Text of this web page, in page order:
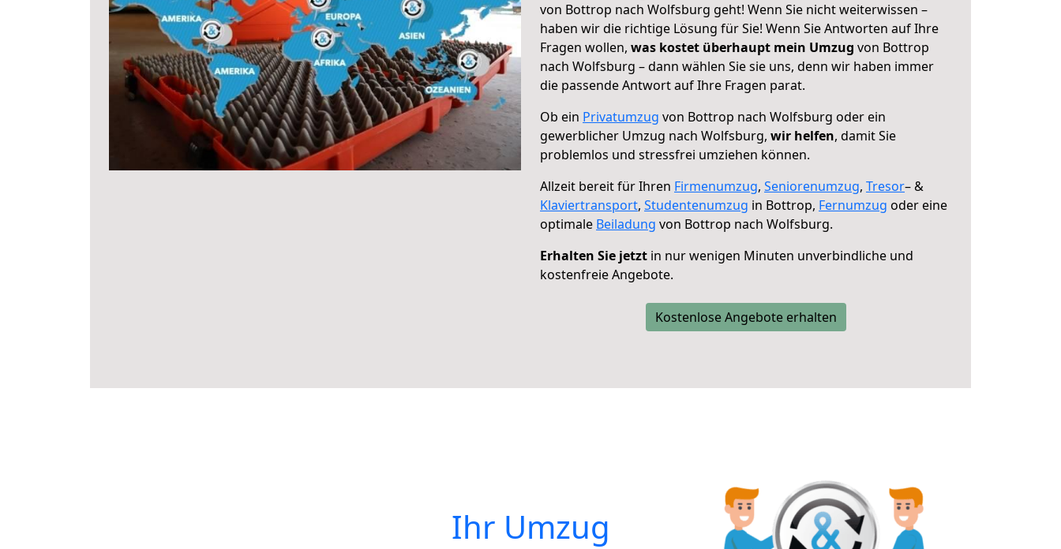
von Bottrop nach Wolfsburg geht! Wenn Sie nicht weiterwissen –
haben wir die richtige Lösung für Sie! Wenn Sie Antworten auf Ihre
Fragen wollen, was kostet überhaupt mein Umzug von Bottrop
nach Wolfsburg – dann wählen Sie sie uns, denn wir haben immer
die passende Antwort auf Ihre Fragen parat.
Ob ein Privatumzug von Bottrop nach Wolfsburg oder ein
gewerblicher Umzug nach Wolfsburg, wir helfen, damit Sie
problemlos und stressfrei umziehen können.
Allzeit bereit für Ihren Firmenumzug, Seniorenumzug, Tresor– &
Klaviertransport, Studentenumzug in Bottrop, Fernumzug oder eine
optimale Beiladung von Bottrop nach Wolfsburg.
Erhalten Sie jetzt in nur wenigen Minuten unverbindliche und
kostenfreie Angebote.
Kostenlose Angebote erhalten
Ihr Umzug